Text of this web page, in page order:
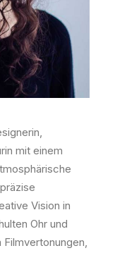
mit einem
Vision in
Ohr und